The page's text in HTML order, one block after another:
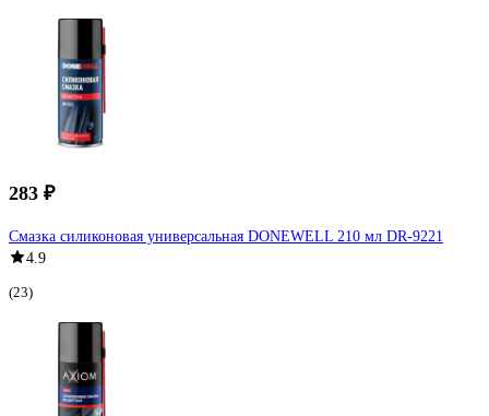
283 ₽
Смазка силиконовая универсальная DONEWELL 210 мл DR-9221
4.9
(23)